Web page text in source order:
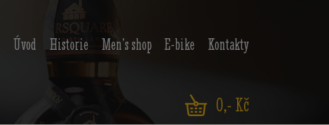
0,- Kč
Úvod Historie Men’s shop E-bike Kontakty